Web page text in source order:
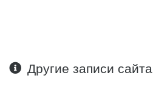
Другие записи сайта